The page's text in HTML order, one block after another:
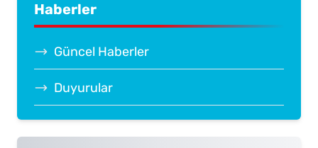
Haberler
Güncel Haberler
Duyurular